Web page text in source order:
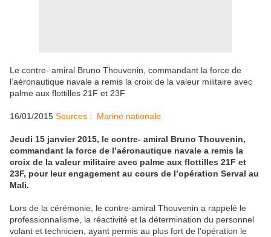
Le contre- amiral Bruno Thouvenin, commandant la force de
l’aéronautique navale a remis la croix de la valeur militaire avec
palme aux flottilles 21F et 23F
16/01/2015 Sources : Marine nationale
Jeudi 15 janvier 2015, le contre- amiral Bruno Thouvenin,
commandant la force de l’aéronautique navale a remis la
croix de la valeur militaire avec palme aux flottilles 21F et
23F, pour leur engagement au cours de l’opération Serval au
Mali.
Lors de la cérémonie, le contre-amiral Thouvenin a rappelé le
professionnalisme, la réactivité et la détermination du personnel
volant et technicien, ayant permis au plus fort de l’opération le